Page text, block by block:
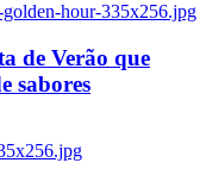
golden-hour-335x256.jpg
de Verão que
sabores